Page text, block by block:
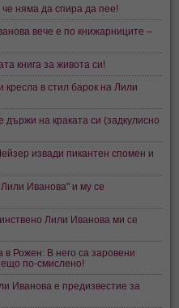
няма да спира да пее!
вече е по книжарниците –
книга за живота си!
в стил барок на Лили
на краката си (задкулисно
извади пикантен спомен и
Иванова" и му се
Лили Иванова ми се
Рожен: В него са заровени
по-смислено!
Иванова е предизвестие за